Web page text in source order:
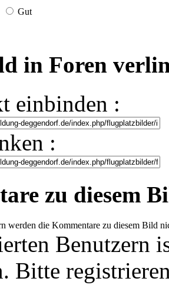
Gut
in Foren
einbinden :
:
zu diesem
werden die Kommentare zu diesem Bild
Benutzern
Bitte